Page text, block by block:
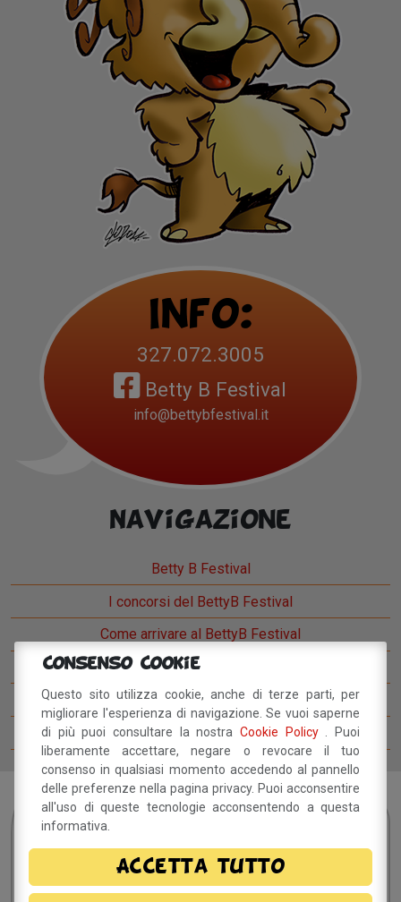
Info:
327.072.3005
Betty B Festival
info@bettybfestival.it
Navigazione
Betty B Festival
I concorsi del BettyB Festival
Come arrivare al BettyB Festival
Il Betty Blog
Ospiti del Betty B Festival
Comitato del festival
Sei interessato?
Resta
in contatto!
Consenso Cookie
Questo sito utilizza cookie, anche di terze parti, per
migliorare l'esperienza di navigazione. Se vuoi saperne
di più puoi consultare la nostra Cookie Policy
. Puoi
liberamente accettare, negare o revocare il tuo
consenso in qualsiasi momento accedendo al pannello
delle preferenze nella pagina privacy. Puoi acconsentire
all'uso di queste tecnologie acconsentendo a questa
informativa.
Accetta tutto